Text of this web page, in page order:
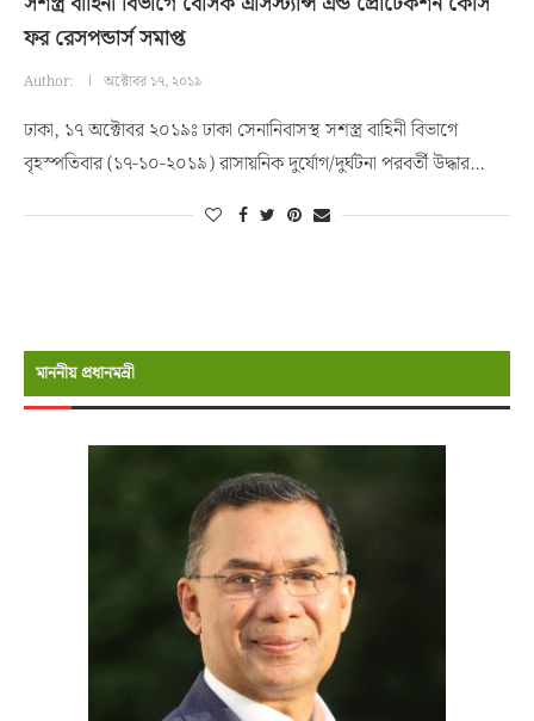
ফর রেসপন্ডার্স সমাপ্ত
Author: অক্টোবর ১৭, ২০১৯
ঢাকা, ১৭ অক্টোবর ২০১৯ঃ ঢাকা সেনানিবাসস্থ সশস্ত্র বাহিনী বিভাগে
বৃহস্পতিবার (১৭-১০-২০১৯) রাসায়নিক দুর্যোগ/দুর্ঘটনা পরবর্তী উদ্ধার…
মাননীয় প্রধানমন্রী